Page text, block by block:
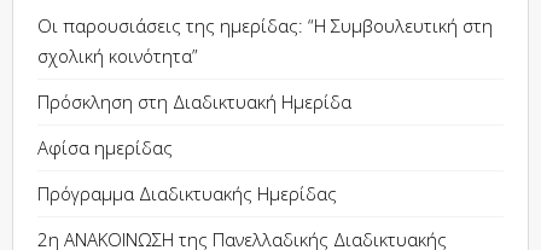
Οι παρουσιάσεις της ημερίδας: “Η Συμβουλευτική στη
σχολική κοινότητα”
Πρόσκληση στη Διαδικτυακή Ημερίδα
Αφίσα ημερίδας
Πρόγραμμα Διαδικτυακής Ημερίδας
2η ΑΝΑΚΟΙΝΩΣΗ της Πανελλαδικής Διαδικτυακής